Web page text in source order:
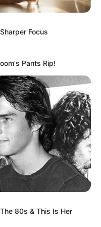
s’annonce autour
Lucas
: cette
C’est bon,
Qui lui en veut ?
de jouer : qui
Quelle issue pour
de dupes ?
?
autour de l’arche
se dénonce, avec
intrigues
Astrid… bof, bof
que ça
Focus
Pants Rip!
80s & This Is Her